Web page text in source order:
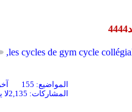
les cycles de gym cycle
,
المواضيع: 155
المشاركات: 2,135
لا